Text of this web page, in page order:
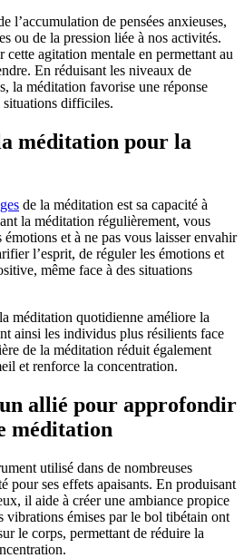
l’accumulation de pensées anxieuses,
ou de la pression liée à nos activités.
cette agitation mentale en permettant au
En réduisant les niveaux de
la méditation favorise une réponse
situations difficiles.
méditation pour la
de la méditation est sa capacité à
la méditation régulièrement, vous
et à ne pas vous laisser envahir
l’esprit, de réguler les émotions et
même face à des situations
méditation quotidienne améliore la
ainsi les individus plus résilients face
de la méditation réduit également
et renforce la concentration.
allié pour approfondir
méditation
utilisé dans de nombreuses
pour ses effets apaisants. En produisant
il aide à créer une ambiance propice
vibrations émises par le bol tibétain ont
le corps, permettant de réduire la